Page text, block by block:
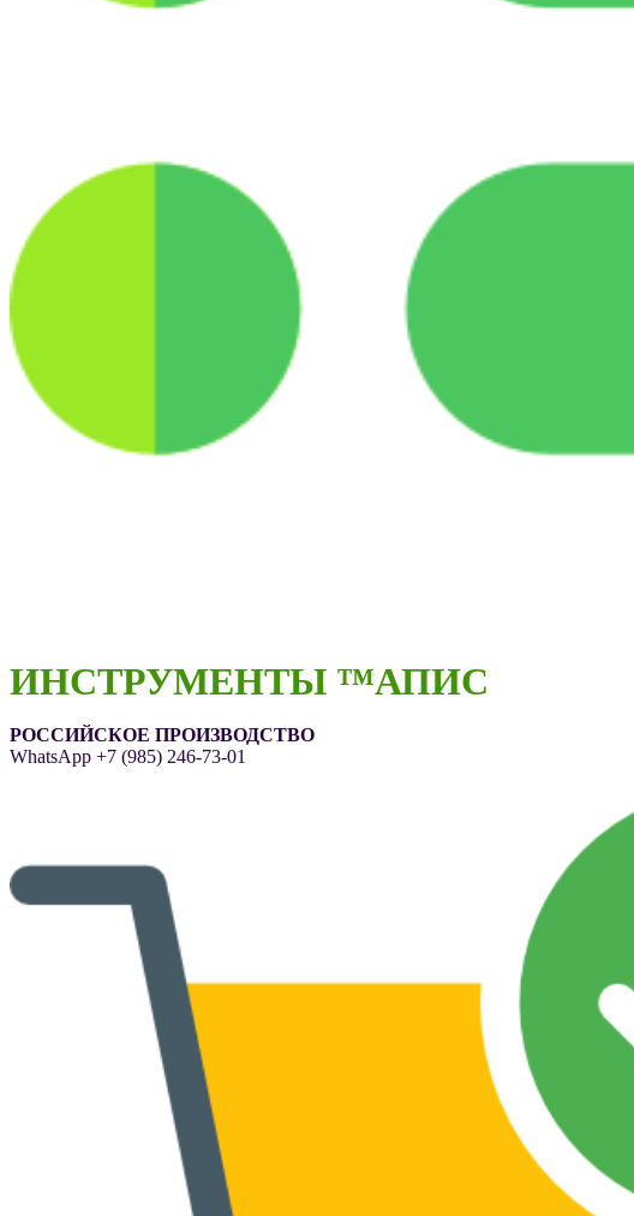
ИНСТРУМЕНТЫ ™АПИС
РОССИЙСКОЕ ПРОИЗВОДСТВО
WhatsApp +7 (985) 246-73-01